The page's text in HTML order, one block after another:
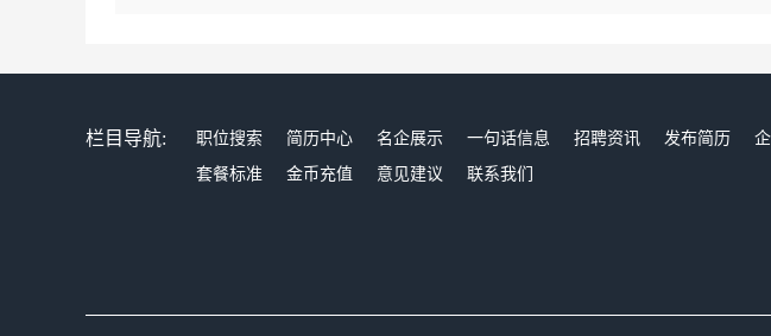
栏目导航: 职位搜索 简历中心 名企展示 一句话信息 招聘资讯 发布简历
套餐标准
金币充值 意见建议 联系我们